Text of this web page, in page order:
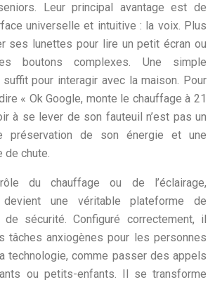
Leur principal avantage est de
universelle et intuitive : la voix. Plus
ses lunettes pour lire un petit écran ou
boutons complexes. Une simple
pour interagir avec la maison. Pour
« Ok Google, monte le chauffage à 21
à se lever de son fauteuil n’est pas un
préservation de son énergie et une
de chute.
du chauffage ou de l’éclairage,
devient une véritable plateforme de
sécurité. Configuré correctement, il
tâches anxiogènes pour les personnes
technologie, comme passer des appels
ou petits-enfants. Il se transforme